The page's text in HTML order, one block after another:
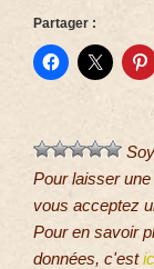
Partager :
Pour laisser
vous acceptez
Pour en savoir
données, c'est